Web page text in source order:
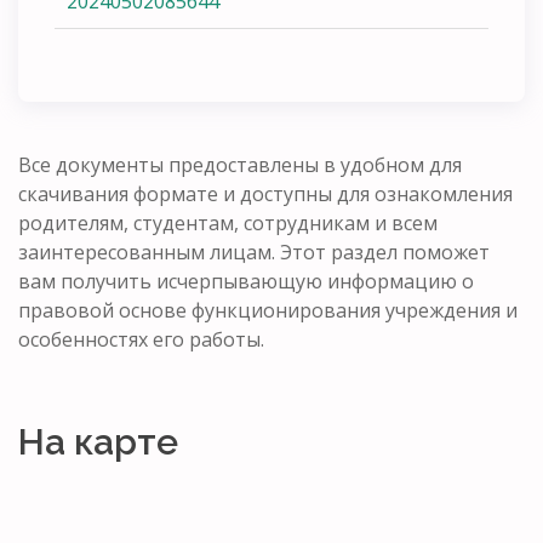
Все документы предоставлены в удобном для
скачивания формате и доступны для ознакомления
родителям, студентам, сотрудникам и всем
заинтересованным лицам. Этот раздел поможет
вам получить исчерпывающую информацию о
правовой основе функционирования учреждения и
особенностях его работы.
На карте